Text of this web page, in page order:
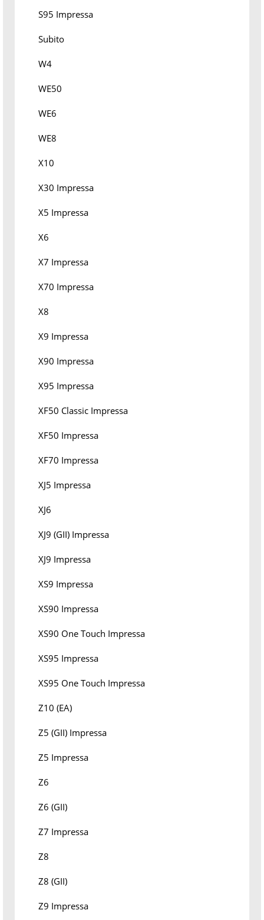
S95 Impressa
Subito
W4
WE50
WE6
WE8
X10
X30 Impressa
X5 Impressa
X6
X7 Impressa
X70 Impressa
X8
X9 Impressa
X90 Impressa
X95 Impressa
XF50 Classic Impressa
XF50 Impressa
XF70 Impressa
XJ5 Impressa
XJ6
XJ9 (GII) Impressa
XJ9 Impressa
XS9 Impressa
XS90 Impressa
XS90 One Touch Impressa
XS95 Impressa
XS95 One Touch Impressa
Z10 (EA)
Z5 (GII) Impressa
Z5 Impressa
Z6
Z6 (GII)
Z7 Impressa
Z8
Z8 (GII)
Z9 Impressa